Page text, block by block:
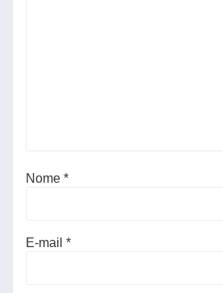
Nome *
E-mail *